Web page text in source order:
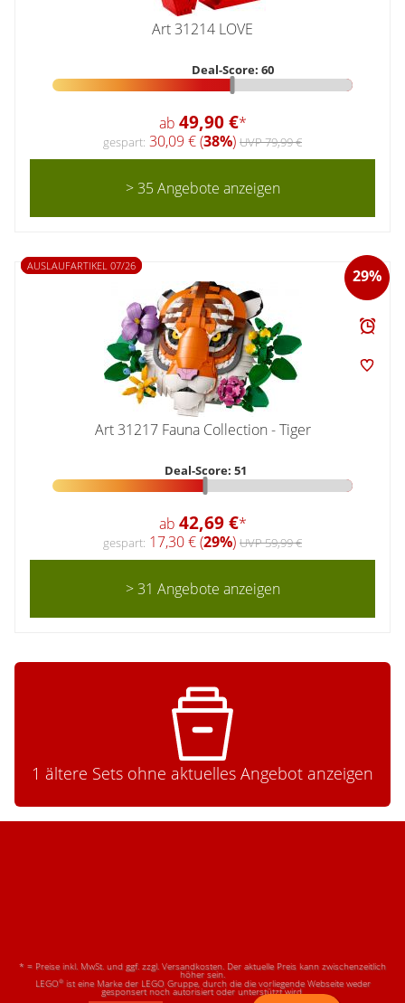
Art 31214 LOVE
Deal-Score: 60
ab 49,90 €*
gespart: 30,09 € (38%) UVP 79,99 €
> 35 Angebote anzeigen
29%
AUSLAUFARTIKEL 07/26
Art 31217 Fauna Collection - Tiger
Deal-Score: 51
ab 42,69 €*
gespart: 17,30 € (29%) UVP 59,99 €
> 31 Angebote anzeigen
1 ältere Sets ohne aktuelles Angebot anzeigen
* = Preise inkl. MwSt. und ggf. zzgl. Versandkosten. Der aktuelle Preis kann zwischenzeitlich
höher sein.
LEGO®ist eine Marke der LEGO Gruppe, durch die die vorliegende Webseite weder
gesponsert noch autorisiert oder unterstützt wird.